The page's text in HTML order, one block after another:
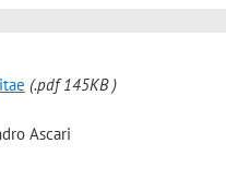
(.pdf 145KB )
Ascari